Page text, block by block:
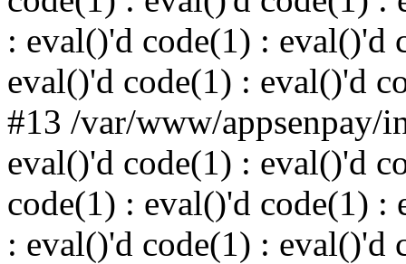
: eval()'d code(1) : eval()'d
eval()'d code(1) : eval()'d
#13 /var/www/appsenpay/
eval()'d code(1) : eval()'d
code(1) : eval()'d code(1) :
: eval()'d code(1) : eval()'d